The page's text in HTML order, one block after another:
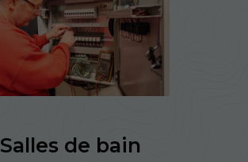
Salles de bain